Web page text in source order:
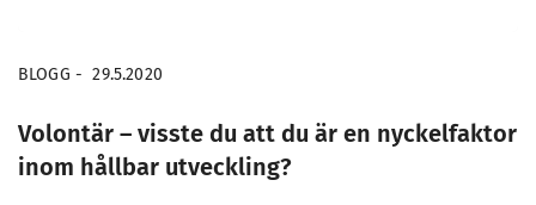
BLOGG - 29.5.2020
Volontär – visste du att du är en nyckelfaktor
inom hållbar utveckling?